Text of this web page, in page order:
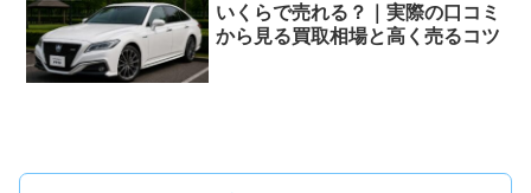
いくらで売れる？｜実際の口コミ
から見る買取相場と高く売るコツ